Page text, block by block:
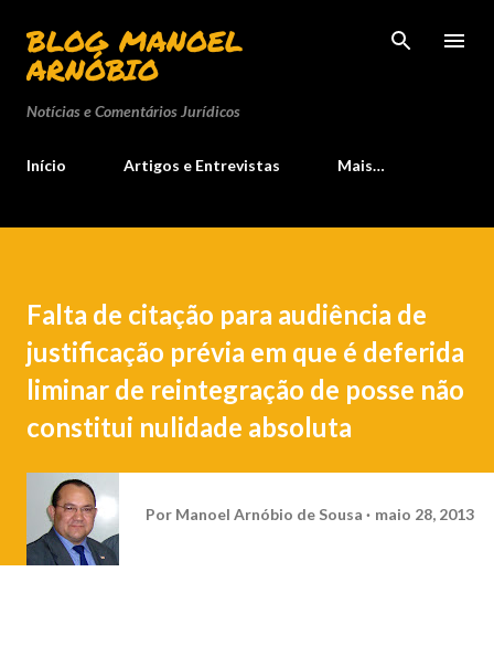
Pular para o conteúdo principal
BLOG MANOEL
ARNÓBIO
Notícias e Comentários Jurídicos
Início Artigos e Entrevistas Mais…
Falta de citação para audiência de
justificação prévia em que é deferida
liminar de reintegração de posse não
constitui nulidade absoluta
Por Manoel Arnóbio de Sousa maio 28, 2013